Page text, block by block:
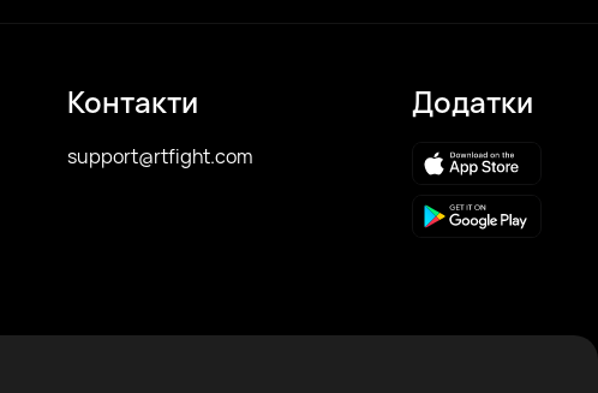
Контакти
support@rtfight.com
Додатки